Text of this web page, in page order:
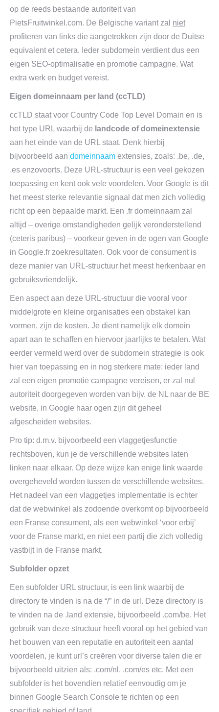
op de reeds bestaande autoriteit van
PietsFruitwinkel.com. De Belgische variant zal niet
profiteren van links die aangetrokken zijn door de Duitse
equivalent et cetera. Ieder subdomein verdient dus een
eigen SEO-optimalisatie en promotie campagne. Wat
extra werk en budget vereist.
Eigen domeinnaam per land (ccTLD)
ccTLD staat voor Country Code Top Level Domain en is
het type URL waarbij de landcode of domeinextensie
aan het einde van de URL staat. Denk hierbij
bijvoorbeeld aan domeinnaam extensies, zoals: .be, .de,
.es enzovoorts. Deze URL-structuur is een veel gekozen
toepassing en kent ook vele voordelen. Voor Google is dit
het meest sterke relevantie signaal dat men zich volledig
richt op een bepaalde markt. Een .fr domeinnaam zal
altijd – overige omstandigheden gelijk veronderstellend
(ceteris paribus) – voorkeur geven in de ogen van Google
in Google.fr zoekresultaten. Ook voor de consument is
deze manier van URL-structuur het meest herkenbaar en
gebruiksvriendelijk.
Een aspect aan deze URL-structuur die vooral voor
middelgrote en kleine organisaties een obstakel kan
vormen, zijn de kosten. Je dient namelijk elk domein
apart aan te schaffen en hiervoor jaarlijks te betalen. Wat
eerder vermeld werd over de subdomein strategie is ook
hier van toepassing en in nog sterkere mate: ieder land
zal een eigen promotie campagne vereisen, er zal nul
autoriteit doorgegeven worden van bijv. de NL naar de BE
website, in Google haar ogen zijn dit geheel
afgescheiden websites.
Pro tip: d.m.v. bijvoorbeeld een vlaggetjesfunctie
rechtsboven, kun je de verschillende websites laten
linken naar elkaar. Op deze wijze kan enige link waarde
overgeheveld worden tussen de verschillende websites.
Het nadeel van een vlaggetjes implementatie is echter
dat de webwinkel als zodoende overkomt op bijvoorbeeld
een Franse consument, als een webwinkel ‘voor erbij’
voor de Franse markt, en niet een partij die zich volledig
vastbijt in de Franse markt.
Subfolder opzet
Een subfolder URL structuur, is een link waarbij de
directory te vinden is na de “/” in de url. Deze directory is
te vinden na de .land extensie, bijvoorbeeld .com/be. Het
gebruik van deze structuur heeft vooral op het gebied van
het bouwen van een reputatie en autoriteit een aantal
voordelen, je kunt url’s creëren voor diverse talen die er
bijvoorbeeld uitzien als: .com/nl, .com/es etc. Met een
subfolder is het bovendien relatief eenvoudig om je
binnen Google Search Console te richten op een